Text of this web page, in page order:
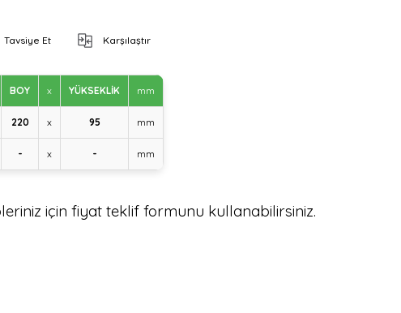
Tavsiye Et Karşılaştır
BOY x YÜKSEKLİK mm
220 x 95 mm
- x - mm
için fiyat teklif formunu kullanabilirsiniz.